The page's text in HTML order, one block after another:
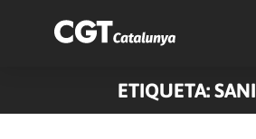
ETIQUETA: